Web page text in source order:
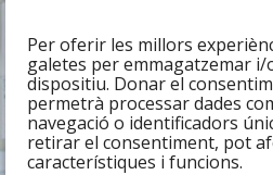
Per oferir les millors
galetes per emmagatzemar i/
dispositiu. Donar el
permetrà processar dades
navegació o identificadors
retirar el consentiment, pot
característiques i funcions.